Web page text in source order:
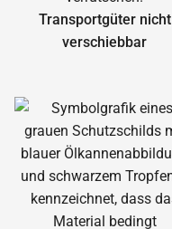
Transportgüter nicht
verschiebbar